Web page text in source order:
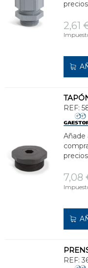
2,61
REF:
Añade
7,08
REF: